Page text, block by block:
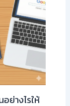
ย่างไรให้